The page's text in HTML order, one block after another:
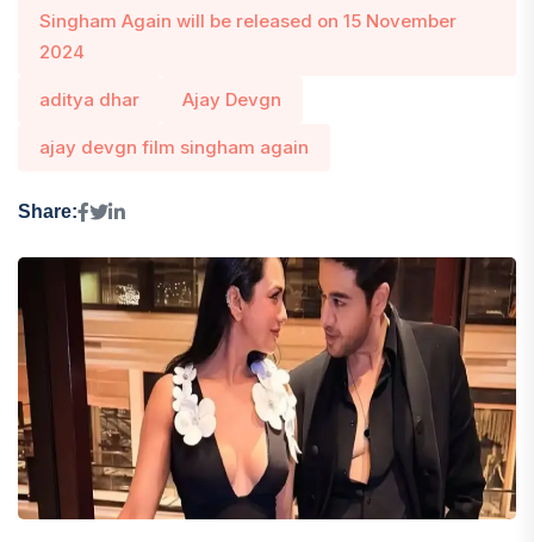
Singham Again will be released on 15 November
2024
aditya dhar Ajay Devgn
ajay devgn film singham again
Share: